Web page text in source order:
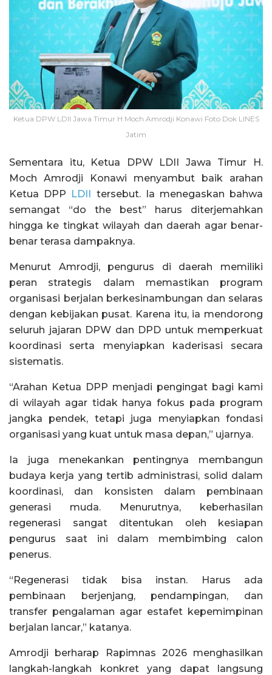
Ketua DPW LDII Jawa Timur H Moch Amrodji Konawi Foto Dok LINES
Jatim
Sementara itu, Ketua DPW LDII Jawa Timur H.
Moch Amrodji Konawi menyambut baik arahan
Ketua DPP LDII tersebut. Ia menegaskan bahwa
semangat “do the best” harus diterjemahkan
hingga ke tingkat wilayah dan daerah agar benar-
benar terasa dampaknya.
Menurut Amrodji, pengurus di daerah memiliki
peran strategis dalam memastikan program
organisasi berjalan berkesinambungan dan selaras
dengan kebijakan pusat. Karena itu, ia mendorong
seluruh jajaran DPW dan DPD untuk memperkuat
koordinasi serta menyiapkan kaderisasi secara
sistematis.
“Arahan Ketua DPP menjadi pengingat bagi kami
di wilayah agar tidak hanya fokus pada program
jangka pendek, tetapi juga menyiapkan fondasi
organisasi yang kuat untuk masa depan,” ujarnya.
Ia juga menekankan pentingnya membangun
budaya kerja yang tertib administrasi, solid dalam
koordinasi, dan konsisten dalam pembinaan
generasi muda. Menurutnya, keberhasilan
regenerasi sangat ditentukan oleh kesiapan
pengurus saat ini dalam membimbing calon
penerus.
“Regenerasi tidak bisa instan. Harus ada
pembinaan berjenjang, pendampingan, dan
transfer pengalaman agar estafet kepemimpinan
berjalan lancar,” katanya.
Amrodji berharap Rapimnas 2026 menghasilkan
langkah-langkah konkret yang dapat langsung